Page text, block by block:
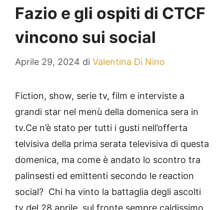
Fazio e gli ospiti di CTCF
vincono sui social
Aprile 29, 2024 di Valentina Di Nino
Fiction, show, serie tv, film e interviste a
grandi star nel menù della domenica sera in
tv.Ce n’è stato per tutti i gusti nell’offerta
telvisiva della prima serata televisiva di questa
domenica, ma come è andato lo scontro tra
palinsesti ed emittenti secondo le reaction
social? Chi ha vinto la battaglia degli ascolti